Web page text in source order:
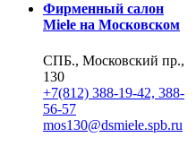
Фирменный салон
Miele на Московском
СПБ., Московский пр.,
130
+7(812) 388-19-42, 388-
56-57
mos130@dsmiele.spb.ru